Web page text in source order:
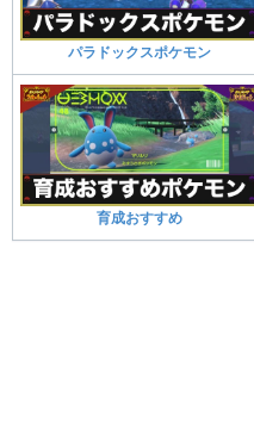
パラドックスポケモン
育成おすすめ